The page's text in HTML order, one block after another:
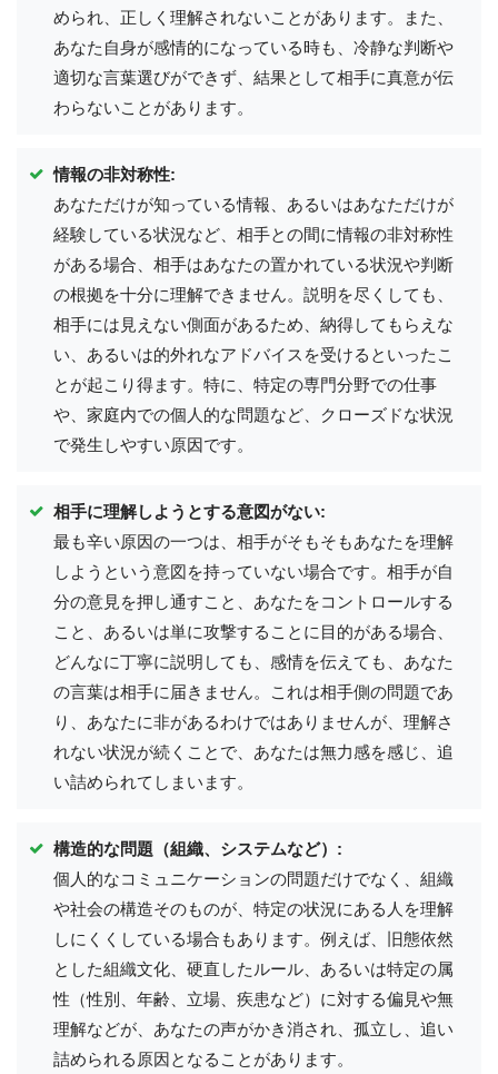
められ、正しく理解されないことがあります。また、
あなた自身が感情的になっている時も、冷静な判断や
適切な言葉選びができず、結果として相手に真意が伝
わらないことがあります。
情報の非対称性:
あなただけが知っている情報、あるいはあなただけが
経験している状況など、相手との間に情報の非対称性
がある場合、相手はあなたの置かれている状況や判断
の根拠を十分に理解できません。説明を尽くしても、
相手には見えない側面があるため、納得してもらえな
い、あるいは的外れなアドバイスを受けるといったこ
とが起こり得ます。特に、特定の専門分野での仕事
や、家庭内での個人的な問題など、クローズドな状況
で発生しやすい原因です。
相手に理解しようとする意図がない:
最も辛い原因の一つは、相手がそもそもあなたを理解
しようという意図を持っていない場合です。相手が自
分の意見を押し通すこと、あなたをコントロールする
こと、あるいは単に攻撃することに目的がある場合、
どんなに丁寧に説明しても、感情を伝えても、あなた
の言葉は相手に届きません。これは相手側の問題であ
り、あなたに非があるわけではありませんが、理解さ
れない状況が続くことで、あなたは無力感を感じ、追
い詰められてしまいます。
構造的な問題（組織、システムなど）:
個人的なコミュニケーションの問題だけでなく、組織
や社会の構造そのものが、特定の状況にある人を理解
しにくくしている場合もあります。例えば、旧態依然
とした組織文化、硬直したルール、あるいは特定の属
性（性別、年齢、立場、疾患など）に対する偏見や無
理解などが、あなたの声がかき消され、孤立し、追い
詰められる原因となることがあります。